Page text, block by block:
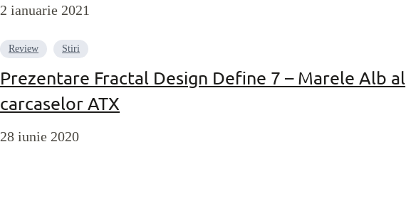
2 ianuarie 2021
Review Stiri
Prezentare Fractal Design Define 7 – Marele Alb al
carcaselor ATX
28 iunie 2020